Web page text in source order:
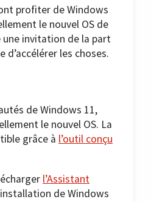
profiter de Windows
le nouvel OS de
invitation de la part
les choses.
de Windows 11,
le nouvel OS. La
grâce à l’outil conçu
l’Assistant
de Windows